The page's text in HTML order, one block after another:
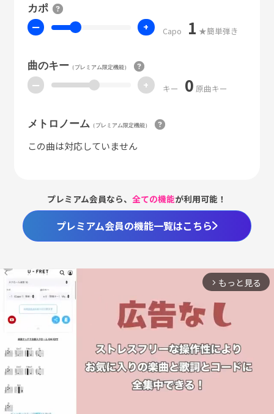
カポ
ー + Capo 1 ★簡単弾き
曲のキー（プレミアム限定機能）
ー + キー 0 原曲キー
メトロノーム （プレミアム限定機能）
この曲は対応していません
プレミアム会員なら、全ての機能が利用可能！
プレミアム会員の機能一覧はこちら
arrow_forward_ios もっと見る